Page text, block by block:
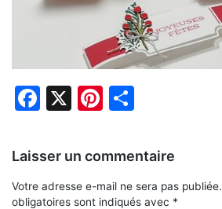
Facebook
X Pinterest
Laisser un commentaire
Votre adresse e-mail ne sera pas publiée.
obligatoires sont indiqués avec *